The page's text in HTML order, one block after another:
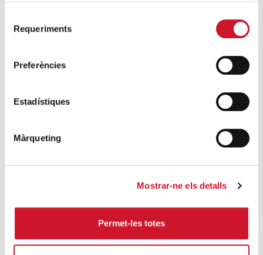
Requeriments
Preferències
Estadístiques
Màrqueting
Mostrar-ne els detalls
Permet-les totes
En el marco de la Jornada Mundial del
migrante y el refugiado que promueve